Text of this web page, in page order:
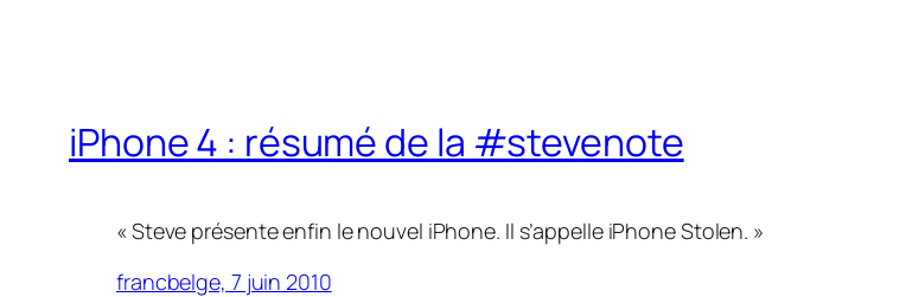
iPhone 4 : résumé de la #stevenote
« Steve présente enfin le nouvel iPhone. Il s’appelle iPhone Stolen. »
francbelge, 7 juin 2010